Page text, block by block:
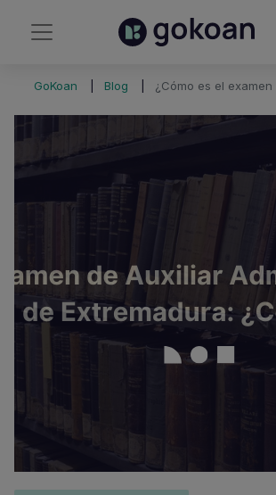
GoKoan Blog ¿Cómo es el examen de Auxiliar